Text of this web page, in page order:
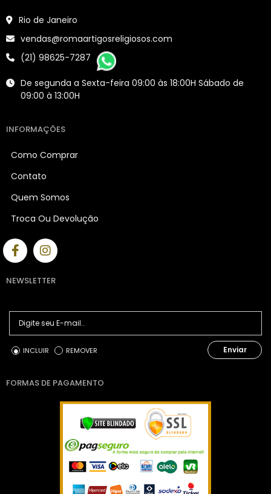
Rio de Janeiro
vendas@romaartigosreligiosos.com
(21) 98625-7287
De segunda a Sexta-feira 09:00 às 18:00H Sábado de
09:00 à 13:00H
INFORMAÇÕES
Como Comprar
Contato
Quem Somos
Troca Ou Devolução
NEWSLETTER
INCLUIR REMOVER Enviar
FORMAS DE PAGAMENTO